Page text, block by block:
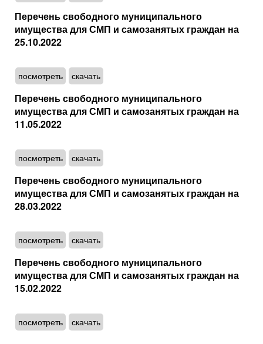
Перечень свободного муниципального
имущества для СМП и самозанятых граждан на
25.10.2022
посмотреть скачать
Перечень свободного муниципального
имущества для СМП и самозанятых граждан на
11.05.2022
посмотреть скачать
Перечень свободного муниципального
имущества для СМП и самозанятых граждан на
28.03.2022
посмотреть скачать
Перечень свободного муниципального
имущества для СМП и самозанятых граждан на
15.02.2022
посмотреть скачать